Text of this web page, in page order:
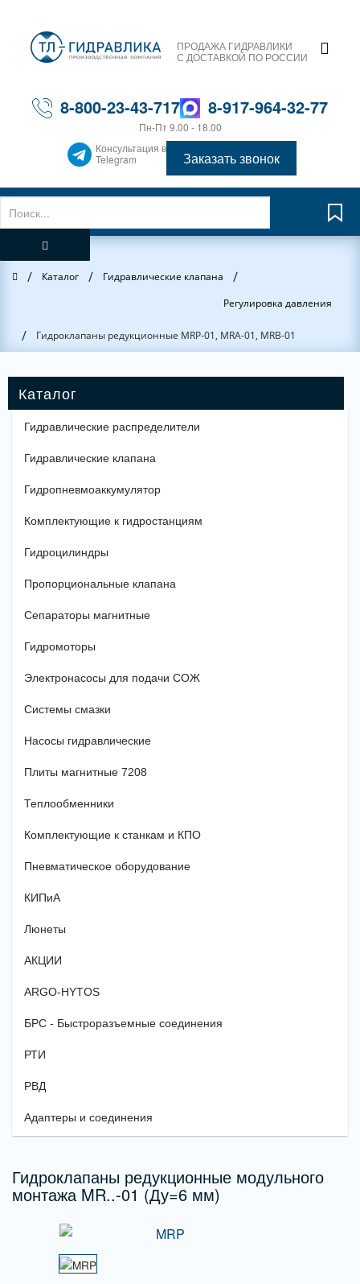
ПРОДАЖА ГИДРАВЛИКИ
С ДОСТАВКОЙ ПО РОССИИ
8-800-23-43-717 8-917-964-32-77
Пн-Пт 9.00 - 18.00
Консультация в
Telegram
Заказать звонок
Главная
/ Каталог / Гидравлические клапана /
Регулировка давления
/ Гидроклапаны редукционные MRP-01, MRA-01, MRB-01
Гидравлические распределители
Гидравлические клапана
Гидропневмоаккумулятор
Комплектующие к гидростанциям
Гидроцилиндры
Пропорциональные клапана
Сепараторы магнитные
Гидромоторы
Электронасосы для подачи СОЖ
Системы смазки
Насосы гидравлические
Плиты магнитные 7208
Теплообменники
Комплектующие к станкам и КПО
Пневматическое оборудование
КИПиА
Люнеты
АКЦИИ
ARGO-HYTOS
БРС - Быстроразъемные соединения
РТИ
РВД
Адаптеры и соединения
Гидроклапаны редукционные модульного
монтажа MR..-01 (Ду=6 мм)